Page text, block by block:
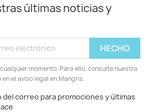
últimas noticias y
momento. Para ello, consulte nuestra
el aviso legal en Mangris.
del correo para promociones y últimas